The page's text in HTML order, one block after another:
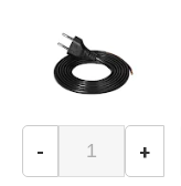
- +